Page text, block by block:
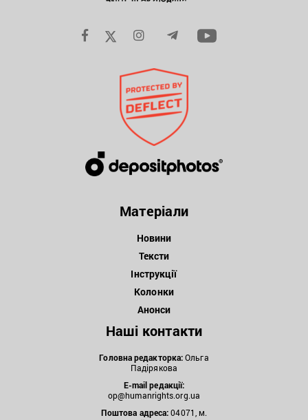
Матеріали
Новини
Тексти
Інструкції
Колонки
Анонси
Наші контакти
Головна редакторка:Ольга
Падірякова
E-mail редакції:
op@humanrights.org.ua
Поштова адреса:04071, м.